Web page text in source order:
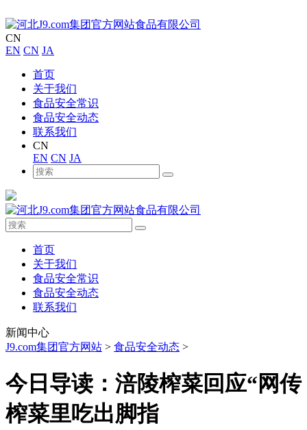
CN
EN CN JA
首页
关于我们
食品安全常识
食品安全动态
联系我们
CN
EN CN JA
首页
关于我们
食品安全常识
食品安全动态
联系我们
新闻中心
J9.com集团官方网站 > 食品安全动态 >
今日导读：涪陵榨菜回应“网传
榨菜里吃出脚指